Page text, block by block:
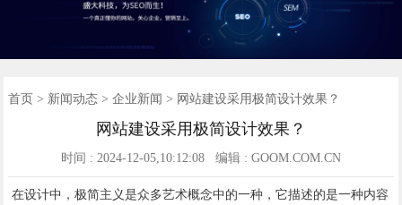
首页 > 新闻动态> 企业新闻 > 网站建设采用极简设计效果？
网站建设采用极简设计效果？
时间 : 2024-12-05,10:12:08 编辑 : GOOM.COM.CN
在设计中，极简主义是众多艺术概念中的一种，它描述的是一种内容